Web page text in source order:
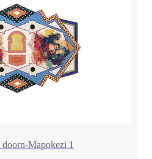
Mapokezi 1